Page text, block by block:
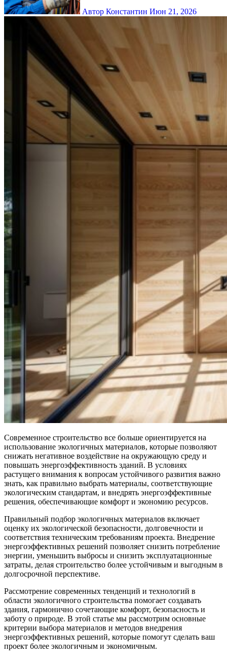
Автор Константин Июн 21, 2026
Современное строительство все больше ориентируется на
использование экологичных материалов, которые позволяют
снижать негативное воздействие на окружающую среду и
повышать энергоэффективность зданий. В условиях
растущего внимания к вопросам устойчивого развития важно
знать, как правильно выбрать материалы, соответствующие
экологическим стандартам, и внедрять энергоэффективные
решения, обеспечивающие комфорт и экономию ресурсов.
Правильный подбор экологичных материалов включает
оценку их экологической безопасности, долговечности и
соответствия техническим требованиям проекта. Внедрение
энергоэффективных решений позволяет снизить потребление
энергии, уменьшить выбросы и снизить эксплуатационные
затраты, делая строительство более устойчивым и выгодным в
долгосрочной перспективе.
Рассмотрение современных тенденций и технологий в
области экологичного строительства помогает создавать
здания, гармонично сочетающие комфорт, безопасность и
заботу о природе. В этой статье мы рассмотрим основные
критерии выбора материалов и методов внедрения
энергоэффективных решений, которые помогут сделать ваш
проект более экологичным и экономичным.